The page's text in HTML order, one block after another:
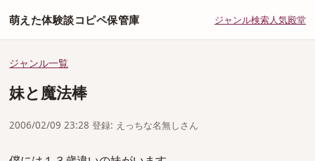
萌えた体験談コピペ保管庫 ジャンル検索人気殿堂
ジャンル一覧
妹と魔法棒
2006/02/09 23:28 登録: えっちな名無しさん